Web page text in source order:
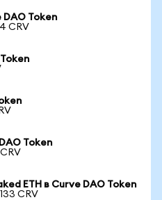
DAO Token
CRV
Token
ETH в Curve DAO Token
CRV